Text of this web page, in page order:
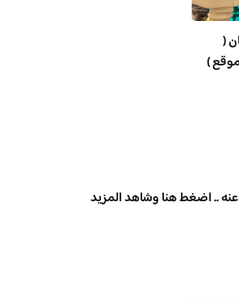
(
)
.. اضغط هنا وشاهد المزيد